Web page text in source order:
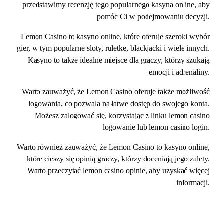
przedstawimy recenzję tego popularnego kasyna online, aby
pomóc Ci w podejmowaniu decyzji.
Lemon Casino to kasyno online, które oferuje szeroki wybór
gier, w tym popularne sloty, ruletke, blackjacki i wiele innych.
Kasyno to także idealne miejsce dla graczy, którzy szukają
emocji i adrenaliny.
Warto zauważyć, że Lemon Casino oferuje także możliwość
logowania, co pozwala na łatwe dostęp do swojego konta.
Możesz zalogować się, korzystając z linku lemon casino
logowanie lub lemon casino login.
Warto również zauważyć, że Lemon Casino to kasyno online,
które cieszy się opinią graczy, którzy doceniają jego zalety.
Warto przeczytać lemon casino opinie, aby uzyskać więcej
informacji.